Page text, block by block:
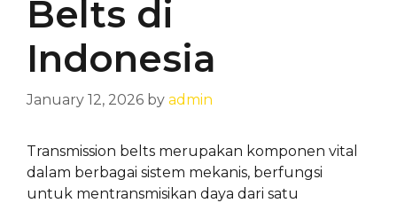
Belts di
Indonesia
January 12, 2026 by admin
Transmission belts merupakan komponen vital
dalam berbagai sistem mekanis, berfungsi
untuk mentransmisikan daya dari satu